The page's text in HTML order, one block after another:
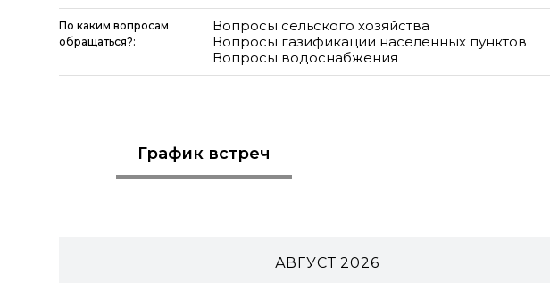
По каким вопросам
обращаться?:
Вопросы сельского хозяйства
Вопросы газификации населенных пунктов
Вопросы водоснабжения
График встреч
АВГУСТ 2026